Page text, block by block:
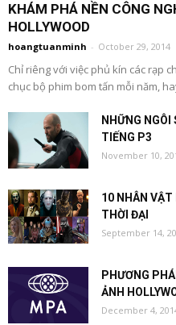
KHÁM PHÁ NỀN CÔNG
HOLLYWOOD
hoangtuanminh - October 29, 2014
Chỉ riêng với việc phủ kín các rạp
chục bộ phim bom tấn mỗi năm,
NHỮNG NGÔI
TIẾNG P3
November 10,
10 NHÂN VẬT
THỜI ĐẠI
September 14,
PHƯƠNG
ẢNH
December 4,